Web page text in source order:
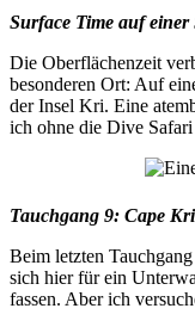
Surface Time auf einer
Die Oberflächenzeit
besonderen Ort: Auf
der Insel Kri. Eine
ich ohne die Dive
Tauchgang 9: Cape Kri
Beim letzten
sich hier für ein
fassen. Aber ich